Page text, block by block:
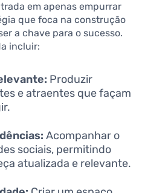
em apenas empurrar
que foca na construção
a chave para o sucesso.
incluir:
Produzir
e atraentes que façam
Acompanhar o
sociais, permitindo
atualizada e relevante.